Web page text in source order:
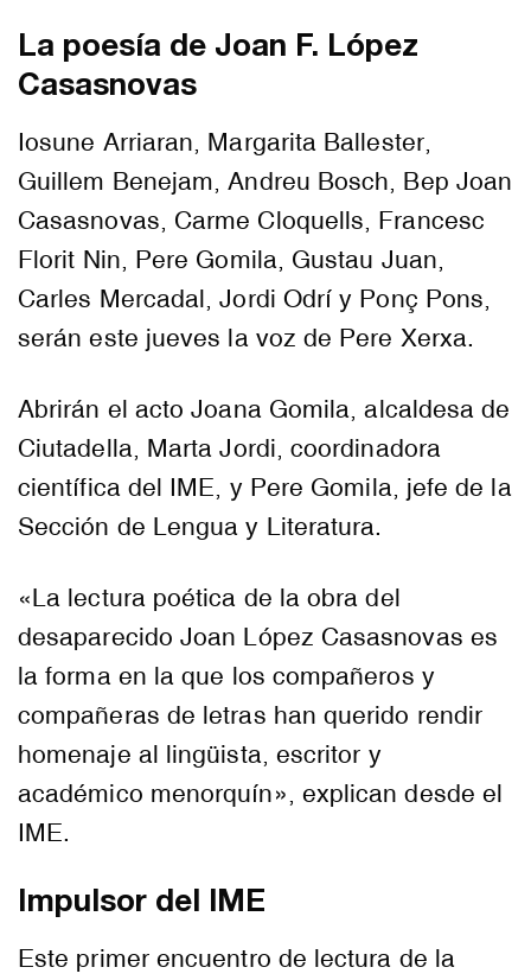
La poesía de Joan F. López
Casasnovas
Iosune Arriaran, Margarita Ballester,
Guillem Benejam, Andreu Bosch, Bep Joan
Casasnovas, Carme Cloquells, Francesc
Florit Nin, Pere Gomila, Gustau Juan,
Carles Mercadal, Jordi Odrí y Ponç Pons,
serán este jueves la voz de Pere Xerxa.
Abrirán el actoJoana Gomila , alcaldesa de
Ciutadella, Marta Jordi, coordinadora
científica del IME , y Pere Gomila , jefe de la
Sección de Lengua y Literatura.
«La lectura poética de la obra del
desaparecido Joan López Casasnovas es
la forma en la que los compañeros y
compañeras de letras han querido rendir
homenaje al lingüista, escritor y
académico menorquín», explican desde el
IME.
Impulsor del IME
Este primer encuentro de lectura de la